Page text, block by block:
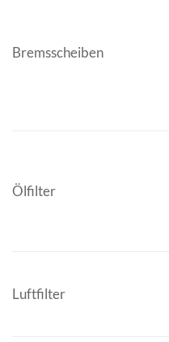
Bremsscheiben
Ölfilter
Luftfilter